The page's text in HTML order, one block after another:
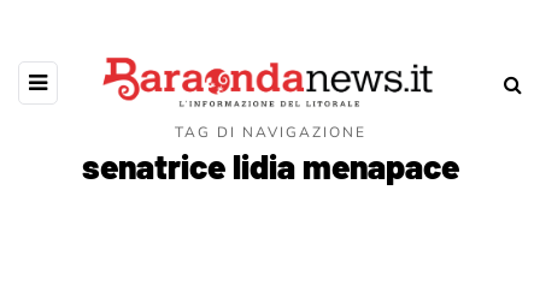
TAG DI NAVIGAZIONE
senatrice lidia menapace